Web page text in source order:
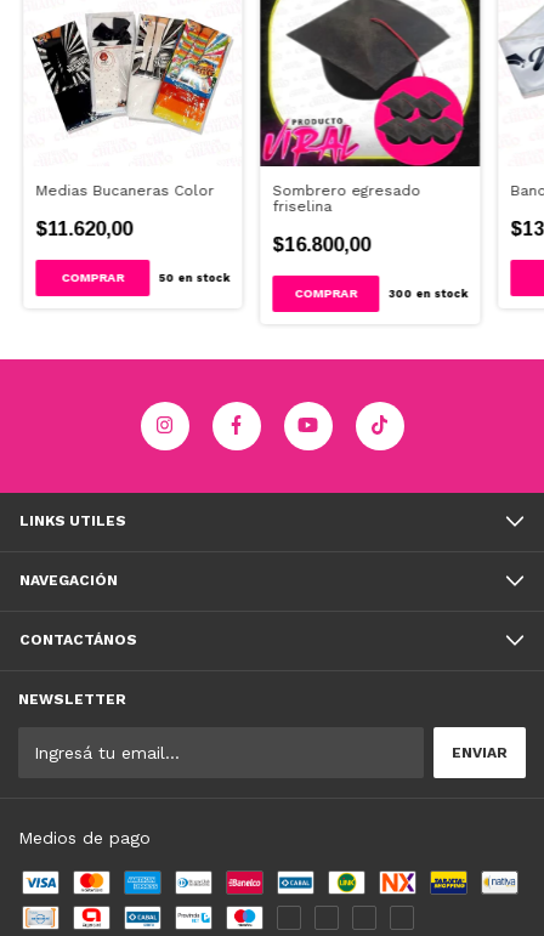
Medias Bucaneras Color
$11.620,00
50 en stock
Sombrero egresado
friselina
$16.800,00
COMPRAR 300 en stock
LINKS UTILES
NAVEGACIÓN
CONTACTÁNOS
NEWSLETTER
Medios de pago